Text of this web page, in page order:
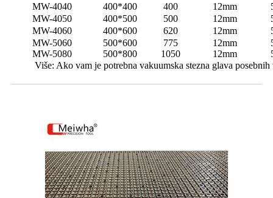
MW-4040
400*400 400 12mm
MW-4050
400*500 500 12mm
MW-4060
400*600 620 12mm
MW-5060
500*600 775 12mm
MW-5080
500*800 1050 12mm
Više: Ako vam je potrebna vakuumska stezna glava